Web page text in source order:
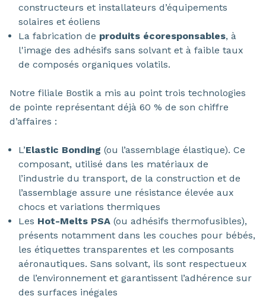
constructeurs et installateurs d’équipements
solaires et éoliens
La fabrication de produits écoresponsables, à
l'image des adhésifs sans solvant et à faible taux
de composés organiques volatils.
Notre filiale Bostik a mis au point trois technologies
de pointe représentant déjà 60 % de son chiffre
d’affaires :
L’Elastic Bonding (ou l’assemblage élastique). Ce
composant, utilisé dans les matériaux de
l’industrie du transport, de la construction et de
l’assemblage assure une résistance élevée aux
chocs et variations thermiques
Les Hot-Melts PSA (ou adhésifs thermofusibles),
présents notamment dans les couches pour bébés,
les étiquettes transparentes et les composants
aéronautiques. Sans solvant, ils sont respectueux
de l’environnement et garantissent l’adhérence sur
des surfaces inégales